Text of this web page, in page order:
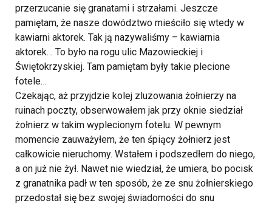
przerzucanie się granatami i strzałami. Jeszcze
pamiętam, że nasze dowództwo mieściło się wtedy w
kawiarni aktorek. Tak ją nazywaliśmy – kawiarnia
aktorek… To było na rogu ulic Mazowieckiej i
Świętokrzyskiej. Tam pamiętam były takie plecione
fotele…
Czekając, aż przyjdzie kolej zluzowania żołnierzy na
ruinach poczty, obserwowałem jak przy oknie siedział
żołnierz w takim wyplecionym fotelu. W pewnym
momencie zauważyłem, że ten śpiący żołnierz jest
całkowicie nieruchomy. Wstałem i podszedłem do niego,
a on już nie żył. Nawet nie wiedział, że umiera, bo pocisk
z granatnika padł w ten sposób, że ze snu żołnierskiego
przedostał się bez swojej świadomości do snu